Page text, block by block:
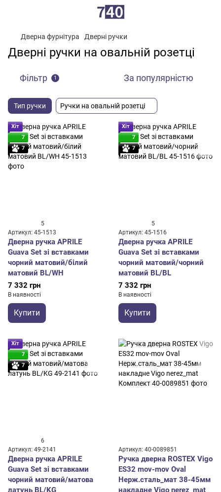
Дверна фурнітура Дверні ручки
Дверні ручки на овальній розетці
Фільтр 1 За популярністю
Тип ручки Ручки на овальній розетці
Хіт
7
7
5
Артикул: 45-1513
Дверна ручка APRILE
Guava Set зі вставками
чорний матовий/білий
матовий BL/WH
7 332 грн
В наявності
Купити
Хіт
7
7
5
Артикул: 45-1516
Дверна ручка APRILE
Guava Set зі вставками
чорний матовий/чорний
матовий BL/BL
7 332 грн
В наявності
Купити
Хіт
7
7
6
Артикул: 49-2141
Дверна ручка APRILE
Guava Set зі вставками
чорний матовий/матова
латунь BL/KG
Артикул: 40-0089851
Ручка дверна ROSTEX Vigo
ES32 mov-mov Oval
Нерж.сталь_мат 38-45мм
накладне Vigo nerez_mat